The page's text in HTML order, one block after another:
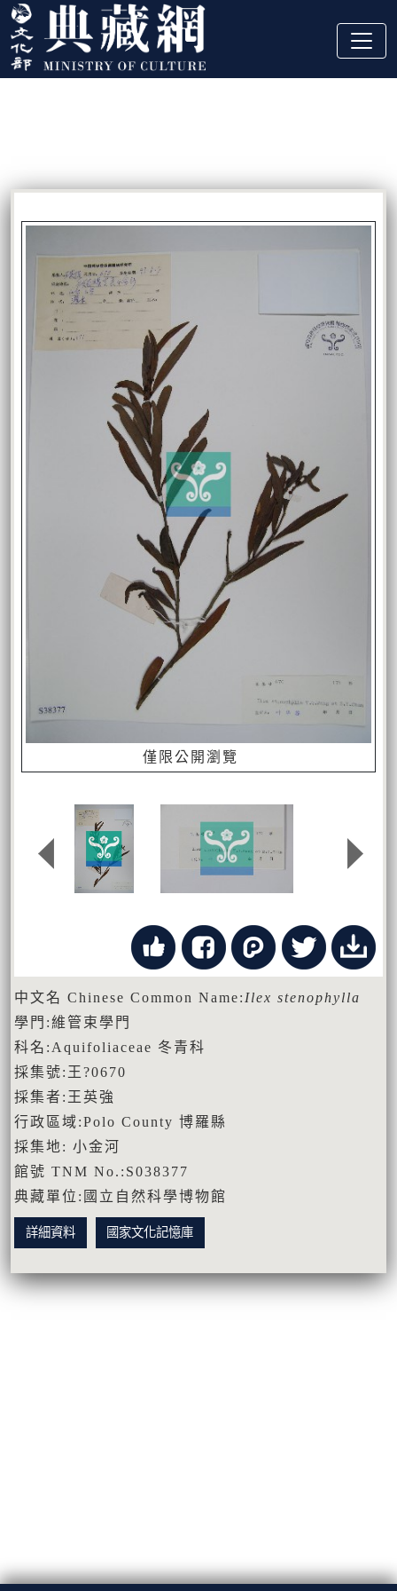
跳到主要內容
:::
僅限公開瀏覽
中文名 Chinese Common Name: Ilex stenophylla
學門:維管束學門
科名:Aquifoliaceae 冬青科
採集號:王?0670
採集者:王英強
行政區域:Polo County 博羅縣
採集地: 小金河
館號 TNM No.:S038377
典藏單位:國立自然科學博物館
詳細資料 國家文化記憶庫